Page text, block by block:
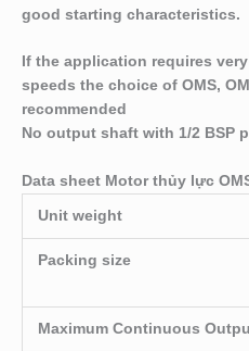
good starting characteristics.
If the application requires
speeds the choice of OMS,
recommended
No output shaft with 1/2 BSP
Data sheet Motor thủy lực
Unit weight
Packing size
Maximum Continuous